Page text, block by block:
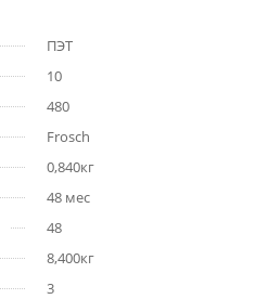
ПЭТ
10
480
Frosch
0,840кг
48 мес
48
8,400кг
3